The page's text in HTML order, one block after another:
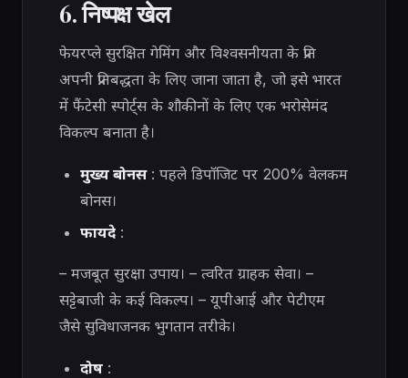
6. निष्पक्ष खेल
फेयरप्ले सुरक्षित गेमिंग और विश्वसनीयता के प्रति
अपनी प्रतिबद्धता के लिए जाना जाता है, जो इसे भारत
में फैंटेसी स्पोर्ट्स के शौकीनों के लिए एक भरोसेमंद
विकल्प बनाता है।
मुख्य बोनस: पहले डिपॉजिट पर 200% वेलकम
बोनस।
फायदे:
– मजबूत सुरक्षा उपाय। – त्वरित ग्राहक सेवा। –
सट्टेबाजी के कई विकल्प। – यूपीआई और पेटीएम
जैसे सुविधाजनक भुगतान तरीके।
दोष: